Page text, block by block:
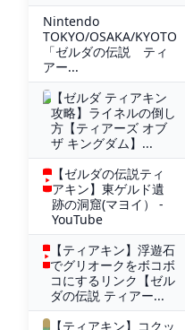
Nintendo
TOKYO/OSAKA/KYOTO
「ゼルダの伝説 ティ
アー...
【ゼルダ ティアキン
攻略】ライネルの倒し
方【ティアーズ オブ
ザ キングダム】...
【ゼルダの伝説ティ
アキン】東ゲルド遺
跡の洞窟(マヨイ） -
YouTube
【ティアキン】浮遊石
でグリオークをボコボ
コにするリンク【ゼル
ダの伝説 ティアー...
【ティアキン】コクッ